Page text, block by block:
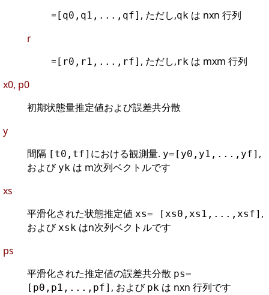
= [q0,q1,...,qf] , ただし,qk は nxn 行列
r
= [r0,r1,...,rf] , ただし,rk は mxm 行列
x0, p0
初期状態量推定値および誤差共分散
y
間隔 [t0,tf] における観測量. y=[y0,y1,...,yf] ,
および yk は m次列ベクトルです
xs
平滑化された状態推定値 xs= [xs0,xs1,...,xsf] ,
およびxsk はn次列ベクトルです
ps
平滑化された推定値の誤差共分散 ps=
[p0,p1,...,pf] , および pk は nxn 行列です